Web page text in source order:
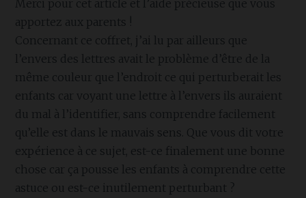
Merci pour cet article et l’aide précieuse que vous
apportez aux parents !
Concernant ce coffret, j’ai lu par ailleurs que
l’envers des lettres avait le problème d’être de la
même couleur que l’endroit ce qui perturberait les
enfants car voyant une lettre à l’envers ils auraient
du mal à l’identifier, sans comprendre facilement
qu’elle est dans le mauvais sens. Que vous dit votre
expérience à ce sujet, est-ce finalement une bonne
chose car ça pousse les enfants à comprendre cette
astuce ou est-ce inutilement perturbant ?